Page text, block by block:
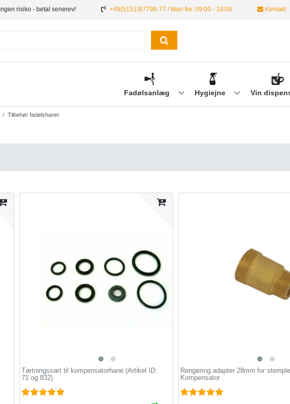
Ingen risiko - betal senerev! +49(5151)87798-77 / Man-fre: 09:00 - 18:00 Kontakt
Fadølsanlæg Hygiejne Vin
Tilbehør fadølshaner
Tætningssæt til kompensatorhane (Artikel ID:
71 og 832)
Rengøring adapter 28mm for
Kompensator